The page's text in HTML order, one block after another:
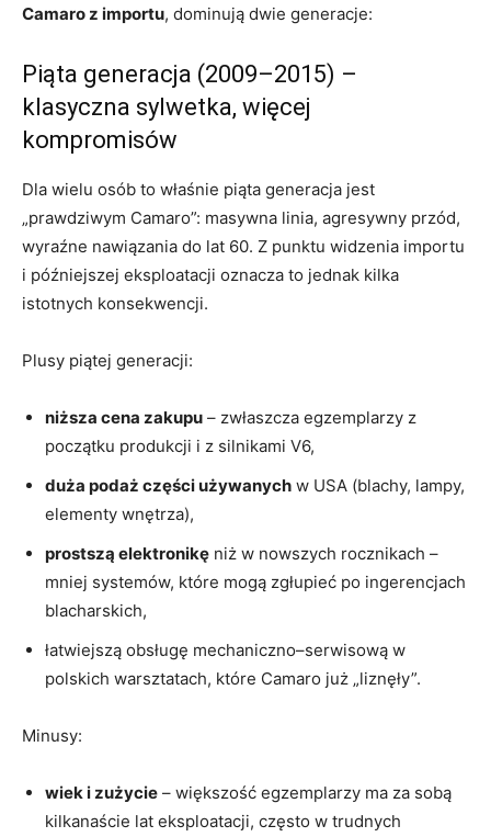
Camaro z importu, dominują dwie generacje:
Piąta generacja (2009–2015) –
klasyczna sylwetka, więcej
kompromisów
Dla wielu osób to właśnie piąta generacja jest
„prawdziwym Camaro”: masywna linia, agresywny przód,
wyraźne nawiązania do lat 60. Z punktu widzenia importu
i późniejszej eksploatacji oznacza to jednak kilka
istotnych konsekwencji.
Plusy piątej generacji:
niższa cena zakupu – zwłaszcza egzemplarzy z
początku produkcji i z silnikami V6,
duża podaż części używanych w USA (blachy, lampy,
elementy wnętrza),
prostszą elektronikę niż w nowszych rocznikach –
mniej systemów, które mogą zgłupieć po ingerencjach
blacharskich,
łatwiejszą obsługę mechaniczno–serwisową w
polskich warsztatach, które Camaro już „liznęły”.
Minusy:
wiek i zużycie – większość egzemplarzy ma za sobą
kilkanaście lat eksploatacji, często w trudnych